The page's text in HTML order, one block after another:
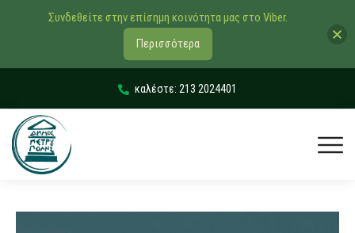
καλέστε: 213 2024401
Συνδεθείτε στην επίσημη κοινότητα μας στο Viber.
Περισσότερα